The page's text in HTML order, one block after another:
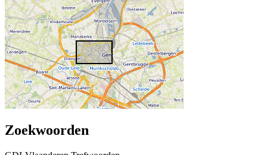
Zoekwoorden